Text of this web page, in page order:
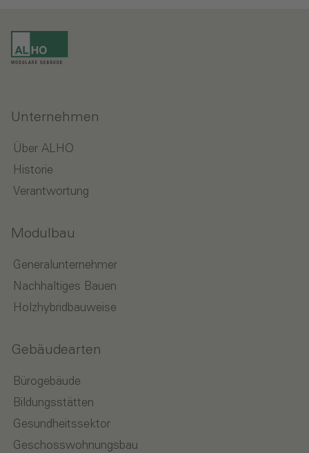
Unternehmen
Über ALHO
Historie
Verantwortung
Modulbau
Generalunternehmer
Nachhaltiges Bauen
Holzhybridbauweise
Gebäudearten
Bürogebäude
Bildungsstätten
Gesundheitssektor
Geschosswohnungsbau